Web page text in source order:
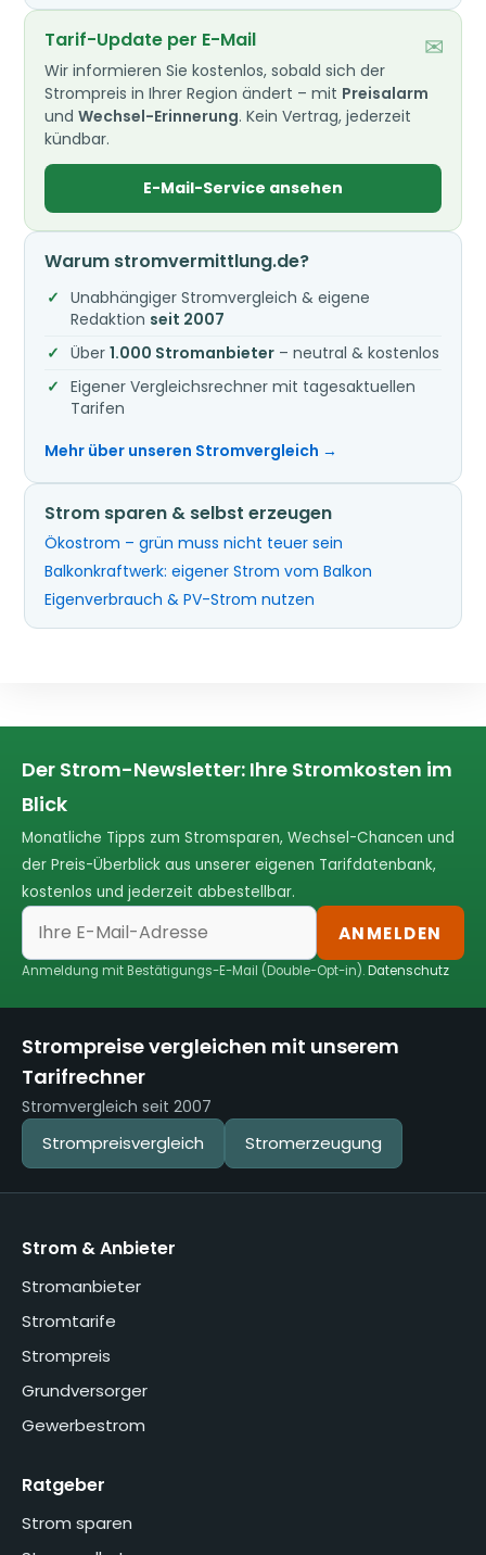
✉
Tarif-Update per E-Mail
Wir informieren Sie kostenlos, sobald sich der
Strompreis in Ihrer Region ändert – mit Preisalarm
undWechsel-Erinnerung. Kein Vertrag, jederzeit
kündbar.
E-Mail-Service ansehen
Warum stromvermittlung.de?
Unabhängiger Stromvergleich & eigene
Redaktion seit 2007
Über1.000 Stromanbieter – neutral & kostenlos
Eigener Vergleichsrechner mit tagesaktuellen
Tarifen
Mehr über unseren Stromvergleich →
Strom sparen & selbst erzeugen
Ökostrom – grün muss nicht teuer sein
Balkonkraftwerk: eigener Strom vom Balkon
Eigenverbrauch & PV-Strom nutzen
Der Strom-Newsletter: Ihre Stromkosten im
Blick
Monatliche Tipps zum Stromsparen, Wechsel-Chancen und
der Preis-Überblick aus unserer eigenen Tarifdatenbank,
kostenlos und jederzeit abbestellbar.
ANMELDEN
Anmeldung mit Bestätigungs-E-Mail (Double-Opt-in).Datenschutz
Strompreise vergleichen mit unserem
Tarifrechner
Stromvergleich seit 2007
Strompreisvergleich Stromerzeugung
Strom & Anbieter
Stromanbieter
Stromtarife
Strompreis
Grundversorger
Gewerbestrom
Ratgeber
Strom sparen